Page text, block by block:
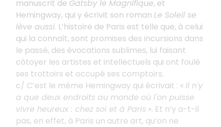
manuscrit de Gatsby le Magnifique, et
Hemingway, qui y écrivit son roman Le Soleil se
lève aussi. L’histoire de Paris est telle que, à celui
qui la connaît, sont promises des incursions dans
le passé, des évocations sublimes, lui faisant
côtoyer les artistes et intellectuels qui ont foulé
ses trottoirs et occupé ses comptoirs.
c/ C’est le même Hemingway qui écrivait : « Il n'y
a que deux endroits au monde où l'on puisse
vivre heureux : chez soi et à Paris ». Et n’y a-t-il
pas, en effet, à Paris un autre art, qu’on ne